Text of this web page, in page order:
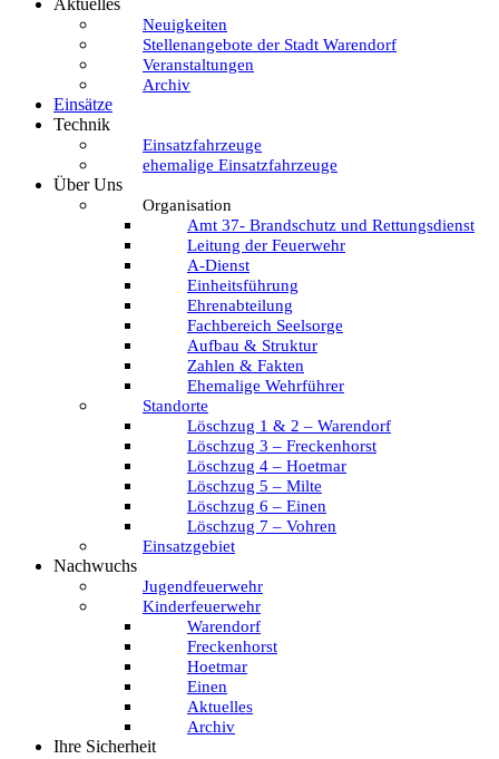
Neuigkeiten
Stellenangebote der Stadt Warendorf
Veranstaltungen
Archiv
Einsätze
Technik
Einsatzfahrzeuge
ehemalige Einsatzfahrzeuge
Über Uns
Organisation
Amt 37- Brandschutz und Rettungsdienst
Leitung der Feuerwehr
A-Dienst
Einheitsführung
Ehrenabteilung
Fachbereich Seelsorge
Aufbau & Struktur
Zahlen & Fakten
Ehemalige Wehrführer
Standorte
Löschzug 1 & 2 – Warendorf
Löschzug 3 – Freckenhorst
Löschzug 4 – Hoetmar
Löschzug 5 – Milte
Löschzug 6 – Einen
Löschzug 7 – Vohren
Einsatzgebiet
Nachwuchs
Jugendfeuerwehr
Kinderfeuerwehr
Warendorf
Freckenhorst
Hoetmar
Einen
Aktuelles
Archiv
Ihre Sicherheit